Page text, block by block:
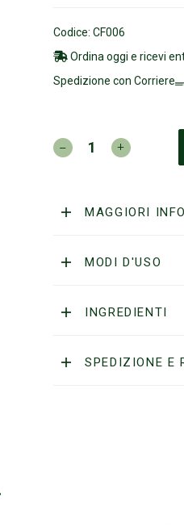
Codice: CF006
Ordina oggi e ricevi
Spedizione con Corriere
Captain
Fawcett's
Booze
Body
MAGGIORI
MODI D'USO
INGREDIENTI
SPEDIZIONE E